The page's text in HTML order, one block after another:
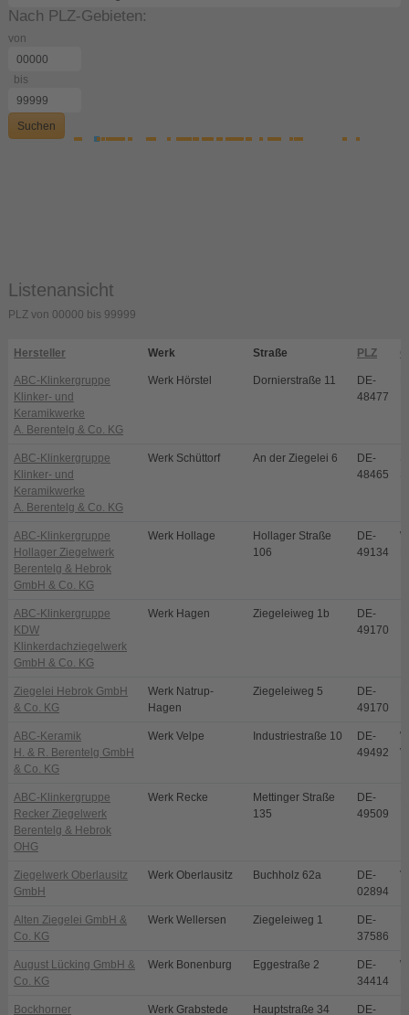
Nach PLZ-Gebieten:
von
bis
Suchen
Listenansicht
PLZ von 00000 bis 99999
Hersteller Werk Straße PLZ
ABC-Klinkergruppe
Klinker- und
Keramikwerke
A. Berentelg & Co. KG
Werk Hörstel Dornierstraße 11
DE-
48477
ABC-Klinkergruppe
Klinker- und
Keramikwerke
A. Berentelg & Co. KG
Werk Schüttorf An der Ziegelei 6
DE-
48465
ABC-Klinkergruppe
Hollager Ziegelwerk
Berentelg & Hebrok
GmbH & Co. KG
Werk Hollage
Hollager Straße
106
DE-
49134
ABC-Klinkergruppe
KDW
Klinkerdachziegelwerk
GmbH & Co. KG
Werk Hagen Ziegeleiweg 1b
DE-
49170
Ziegelei Hebrok GmbH
& Co. KG
Werk Natrup-
Hagen
Ziegeleiweg 5
DE-
49170
ABC-Keramik
H. & R. Berentelg GmbH
& Co. KG
Werk Velpe Industriestraße 10
DE-
49492
ABC-Klinkergruppe
Recker Ziegelwerk
Berentelg & Hebrok
OHG
Werk Recke
Mettinger Straße
135
DE-
49509
Ziegelwerk Oberlausitz
GmbH
Werk Oberlausitz Buchholz 62a
DE-
02894
Alten Ziegelei GmbH &
Co. KG
Werk Wellersen Ziegeleiweg 1
DE-
37586
August Lücking GmbH &
Co. KG
Werk Bonenburg Eggestraße 2
DE-
34414
Bockhorner Werk Grabstede Hauptstraße 34 DE-